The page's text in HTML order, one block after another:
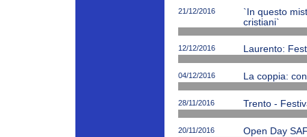
21/12/2016
`In questo
cristiani`
12/12/2016 Laurento:
04/12/2016 La coppia:
28/11/2016 Trento -
20/11/2016 Open Day